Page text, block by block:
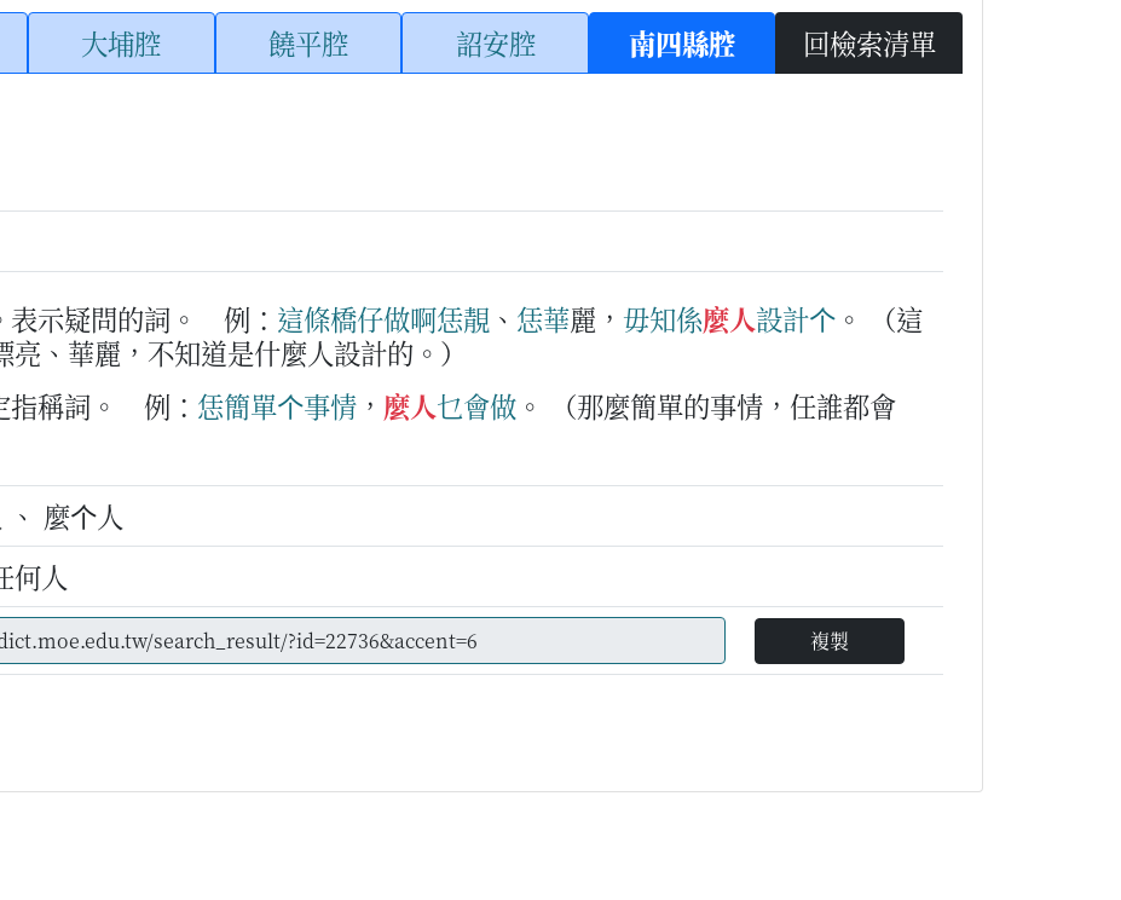
大埔腔 饒平腔 詔安腔 南四縣腔 回檢索清單
示疑問的詞。 例： 這條橋仔做啊恁靚 、 恁華麗， 毋知係麼人設計个 。
（這
、華麗，不知道是什麼人設計的。）
稱詞。
例： 恁簡單个事情 ， 麼人乜會做 。
（那麼簡單的事情，任誰都會
、 麼个人
何人
複製